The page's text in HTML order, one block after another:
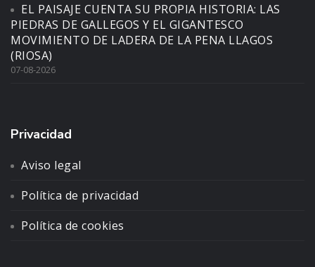
EL PAISAJE CUENTA SU PROPIA HISTORIA: LAS
PIEDRAS DE GALLEGOS Y EL GIGANTESCO
MOVIMIENTO DE LADERA DE LA PENA LLAGOS
(RIOSA)
07-08-2026
Privacidad
Aviso legal
Política de privacidad
Política de cookies